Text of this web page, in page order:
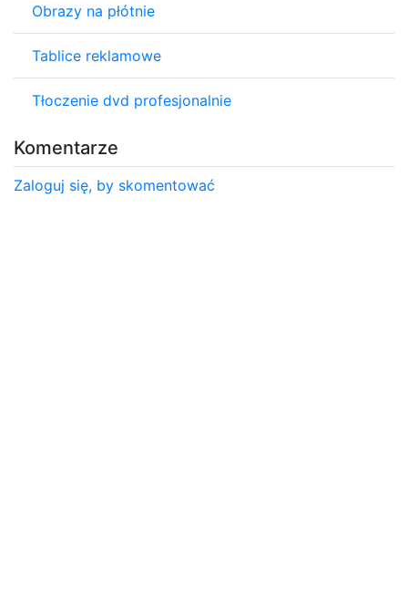
Obrazy na płótnie
Tablice reklamowe
Tłoczenie dvd profesjonalnie
Komentarze
Zaloguj się, by skomentować